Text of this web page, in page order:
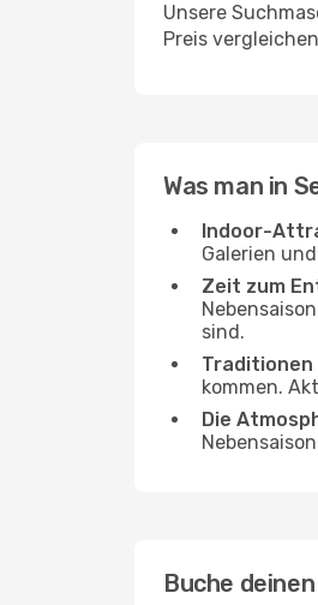
Unsere
Preis
Was man in
Indoor-
Galerien
Zeit zum
sind.
Traditionen
kommen.
Die
Buche